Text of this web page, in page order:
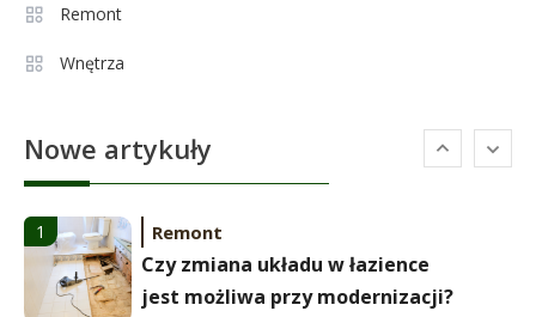
Remont
Wnętrza
Nowe artykuły
6
naturalnej urodzie
1 Remont
Czy zmiana układu w łazience
jest możliwa przy modernizacji?